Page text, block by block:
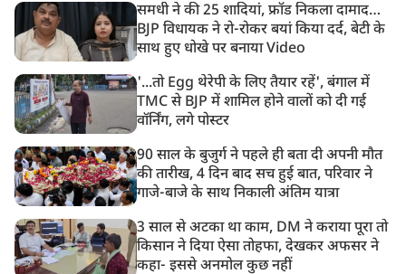
8:22 AM
देशभर में आज से 'हर घर तिरंगा' अभियान, सीएम योगी लखनऊ
में करेंगे यात्रा का शुभारंभ
समधी ने की 25 शादियां, फ्रॉड निकला दामाद…
BJP विधायक ने रो-रोकर बयां किया दर्द, बेटी के
साथ हुए धोखे पर बनाया Video
'...तो Egg थेरेपी के लिए तैयार रहें', बंगाल में
TMC से BJP में शामिल होने वालों को दी गई
वॉर्निंग, लगे पोस्टर
90 साल के बुजुर्ग ने पहले ही बता दी अपनी मौत
की तारीख, 4 दिन बाद सच हुई बात, परिवार ने
गाजे-बाजे के साथ निकाली अंतिम यात्रा
3 साल से अटका था काम, DM ने कराया पूरा तो
किसान ने दिया ऐसा तोहफा, देखकर अफसर ने
कहा- इससे अनमोल कुछ नहीं